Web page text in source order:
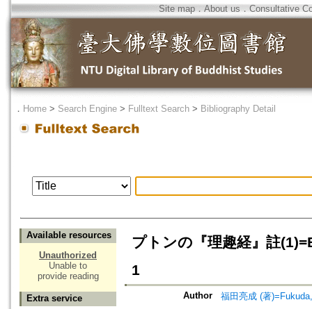
Site map．About us ． Consultative
． Home > Search Engine > Fulltext Search > Bibliography Detail
Available resources
Unauthorized
Unable to
provide reading
Extra service
プトンの『理趣経』註
1
Author
福田亮成 (著